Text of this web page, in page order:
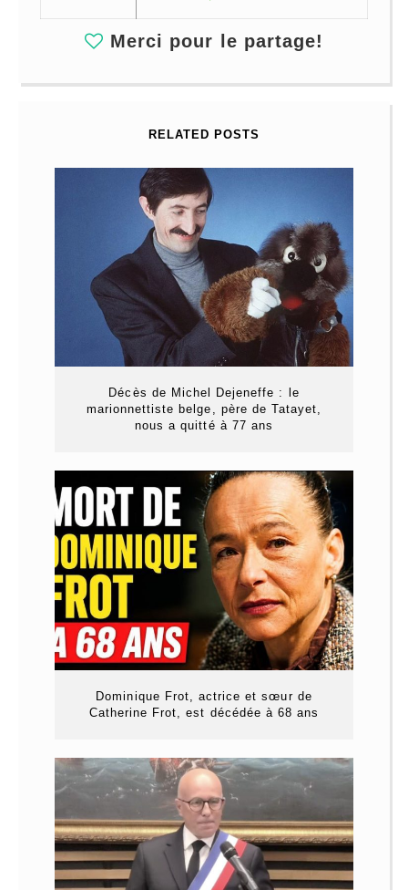
Merci pour le partage!
RELATED POSTS
Décès de Michel Dejeneffe : le
marionnettiste belge, père de Tatayet,
nous a quitté à 77 ans
Dominique Frot, actrice et sœur de
Catherine Frot, est décédée à 68 ans